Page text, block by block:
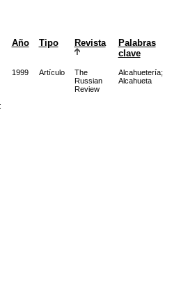
Año Tipo Revista
Palabras
clave
1999 Artículo
The
Russian
Review
Alcahuetería;
Alcahueta